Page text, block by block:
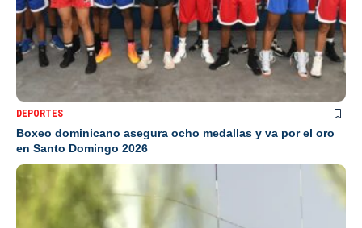
DEPORTES
Boxeo dominicano asegura ocho medallas y va por el oro
en Santo Domingo 2026